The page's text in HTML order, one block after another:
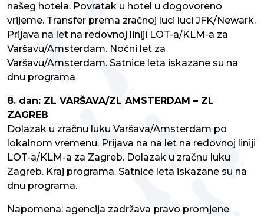
našeg hotela. Povratak u hotel u dogovoreno
vrijeme. Transfer prema zračnoj luci luci JFK/Newark.
Prijava na let na redovnoj liniji LOT-a/KLM-a za
Varšavu/Amsterdam. Noćni let za
Varšavu/Amsterdam. Satnice leta iskazane su na
dnu programa
8. dan: ZL VARŠAVA/ZL AMSTERDAM – ZL
ZAGREB
Dolazak u zračnu luku Varšava/Amsterdam po
lokalnom vremenu. Prijava na na let na redovnoj liniji
LOT-a/KLM-a za Zagreb. Dolazak u zračnu luku
Zagreb. Kraj programa. Satnice leta iskazane su na
dnu programa.
Napomena: agencija zadržava pravo promjene